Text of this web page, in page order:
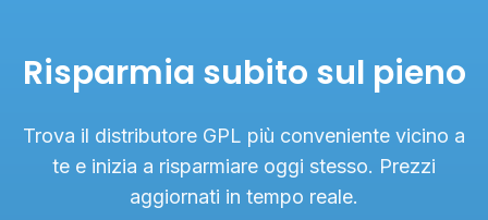
Risparmia subito sul pieno
Trova il distributore GPL più conveniente vicino a
te e inizia a risparmiare oggi stesso. Prezzi
aggiornati in tempo reale.